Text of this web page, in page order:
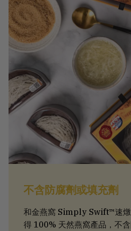
不含防腐劑或填充劑
和金燕窩 Simply Swift™速燉
得 100% 天然燕窩產品，不含